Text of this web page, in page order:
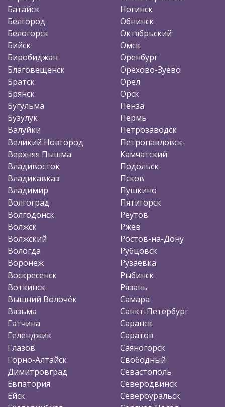
Батайск
Белгород
Белогорск
Бийск
Биробиджан
Благовещенск
Братск
Брянск
Бугульма
Бузулук
Валуйки
Великий Новгород
Верхняя Пышма
Владивосток
Владикавказ
Владимир
Волгоград
Волгодонск
Волжск
Волжский
Вологда
Воронеж
Воскресенск
Воткинск
Вышний Волочёк
Вязьма
Гатчина
Геленджик
Глазов
Горно-Алтайск
Димитровград
Евпатория
Ейск
Ногинск
Обнинск
Октябрьский
Омск
Оренбург
Орехово-Зуево
Орёл
Орск
Пенза
Пермь
Петрозаводск
Петропавловск-
Камчатский
Подольск
Псков
Пушкино
Пятигорск
Реутов
Ржев
Ростов-на-Дону
Рубцовск
Рузаевка
Рыбинск
Рязань
Самара
Санкт-Петербург
Саранск
Саратов
Саяногорск
Свободный
Севастополь
Северодвинск
Североуральск